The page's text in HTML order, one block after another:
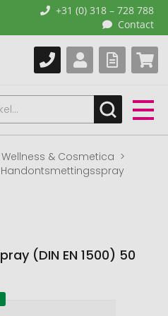
+31 (0) 318 – 728 788
Contact
Wellness & Cosmetica
Handontsmettingsspray
(DIN EN 1500) 50